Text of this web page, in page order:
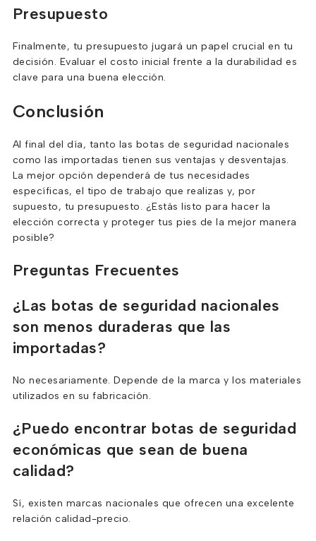
Presupuesto
Finalmente, tu presupuesto jugará un papel crucial en tu
decisión. Evaluar el costo inicial frente a la durabilidad es
clave para una buena elección.
Conclusión
Al final del día, tanto las botas de seguridad nacionales
como las importadas tienen sus ventajas y desventajas.
La mejor opción dependerá de tus necesidades
específicas, el tipo de trabajo que realizas y, por
supuesto, tu presupuesto. ¿Estás listo para hacer la
elección correcta y proteger tus pies de la mejor manera
posible?
Preguntas Frecuentes
¿Las botas de seguridad nacionales
son menos duraderas que las
importadas?
No necesariamente. Depende de la marca y los materiales
utilizados en su fabricación.
¿Puedo encontrar botas de seguridad
económicas que sean de buena
calidad?
Sí, existen marcas nacionales que ofrecen una excelente
relación calidad-precio.